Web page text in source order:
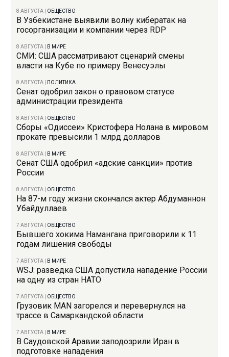
8 АВГУСТА ОБЩЕСТВО
В Узбекистане выявили волну кибератак на
госорганизации и компании через RDP
8 АВГУСТА В МИРЕ
СМИ: США рассматривают сценарий смены
власти на Кубе по примеру Венесуэлы
8 АВГУСТА ПОЛИТИКА
Сенат одобрил закон о правовом статусе
администрации президента
8 АВГУСТА ОБЩЕСТВО
Сборы «Одиссеи» Кристофера Нолана в мировом
прокате превысили 1 млрд долларов
8 АВГУСТА В МИРЕ
Сенат США одобрил «адские санкции» против
России
8 АВГУСТА ОБЩЕСТВО
На 87-м году жизни скончался актер Абдуманнон
Убайдуллаев
7 АВГУСТА ОБЩЕСТВО
Бывшего хокима Намангана приговорили к 11
годам лишения свободы
7 АВГУСТА В МИРЕ
WSJ: разведка США допустила нападение России
на одну из стран НАТО
7 АВГУСТА ОБЩЕСТВО
Грузовик MAN загорелся и перевернулся на
трассе в Самаркандской области
7 АВГУСТА В МИРЕ
В Саудовской Аравии заподозрили Иран в
подготовке нападения